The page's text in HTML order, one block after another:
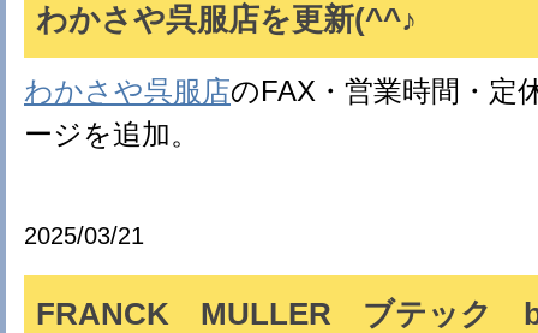
わかさや呉服店を更新(^^♪
わかさや呉服店のFAX・営業時間・定
ージを追加。
2025/03/21
FRANCK MULLER ブテック